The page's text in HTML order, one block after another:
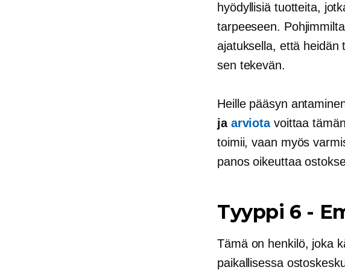
hyödyllisiä tuotteita,
tarpeeseen.
ajatuksella, että heidän
sen tekevän.
Heille pääsyn
ja arviotavoittaa
toimii, vaan myös
panos oikeuttaa
Tyyppi 6 -
Tämä on henkilö, joka
paikallisessa